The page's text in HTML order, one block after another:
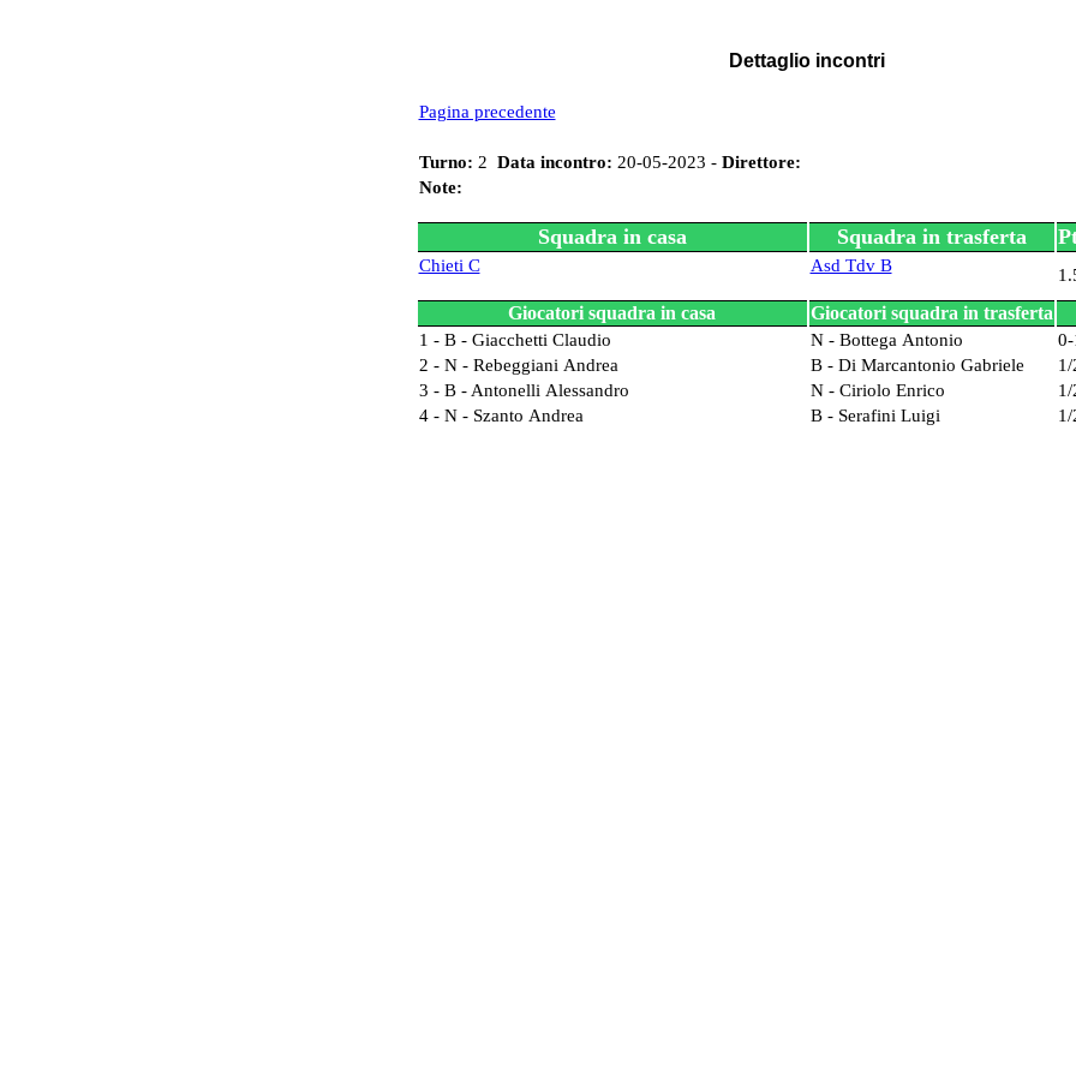
Dettaglio incontri
Pagina precedente
Turno: 2 Data incontro: 20-05-2023 - Direttore:
Note:
Squadra in casa Squadra in trasferta
Chieti C Asd Tdv B
Giocatori squadra in casa Giocatori squadra in trasferta
1 - B - Giacchetti Claudio N - Bottega Antonio
0-
2 - N - Rebeggiani Andrea
B - Di Marcantonio Gabriele
1/
3 - B - Antonelli Alessandro
N - Ciriolo Enrico
1/
4 - N - Szanto Andrea
B - Serafini Luigi 1/